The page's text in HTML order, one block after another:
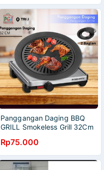
Panggangan Daging BBQ
GRILL Smokeless Grill 32Cm
Rp75.000